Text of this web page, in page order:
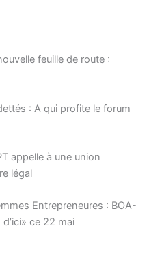
feuille de route :
: A qui profite le forum
appelle à une union
légal
Entrepreneures : BOA-
ce 22 mai